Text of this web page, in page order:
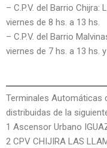
– C.P.V. del Barrio
viernes de 8 hs. a 13 hs.
– C.P.V. del Barrio
viernes de 7 hs. a 13 hs.
Terminales Automáticas
distribuidas de la
1 Ascensor Urbano
2 CPV CHIJIRA LAS